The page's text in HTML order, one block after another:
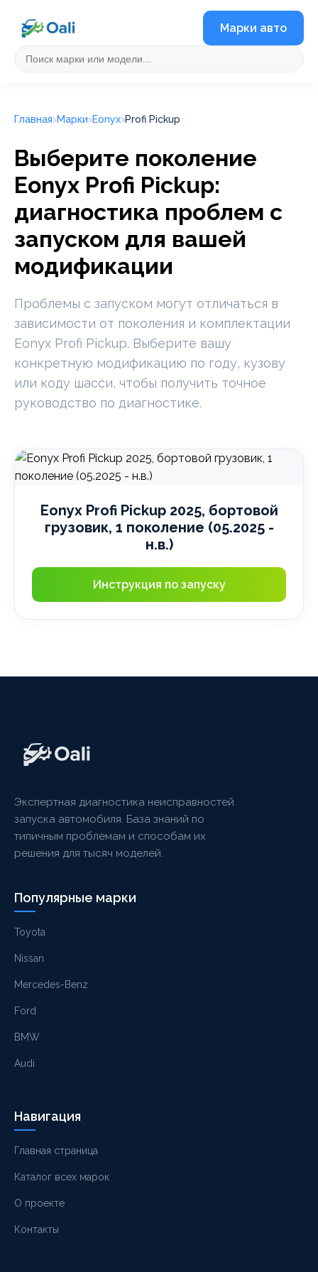
Марки авто
Главная Марки Eonyx Profi Pickup
Выберите поколение
Eonyx Profi Pickup:
диагностика проблем с
запуском для вашей
модификации
Проблемы с запуском могут отличаться в
зависимости от поколения и комплектации
Eonyx Profi Pickup. Выберите вашу
конкретную модификацию по году, кузову
или коду шасси, чтобы получить точное
руководство по диагностике.
Eonyx Profi Pickup 2025, бортовой
грузовик, 1 поколение (05.2025 -
н.в.)
Инструкция по запуску
Экспертная диагностика неисправностей
запуска автомобиля. База знаний по
типичным проблемам и способам их
решения для тысяч моделей.
Популярные марки
Toyota
Nissan
Mercedes-Benz
Ford
BMW
Audi
Навигация
Главная страница
Каталог всех марок
О проекте
Контакты